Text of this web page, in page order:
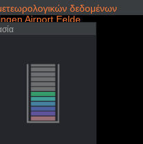
δεδομένων
Airport Eelde